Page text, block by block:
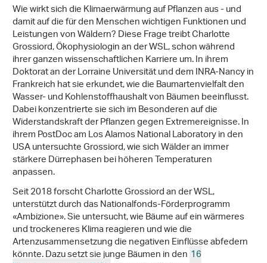
Wie wirkt sich die Klimaerwärmung auf Pflanzen aus - und
damit auf die für den Menschen wichtigen Funktionen und
Leistungen von Wäldern? Diese Frage treibt Charlotte
Grossiord, Ökophysiologin an der WSL, schon während
ihrer ganzen wissenschaftlichen Karriere um. In ihrem
Doktorat an der Lorraine Universität und dem INRA-Nancy in
Frankreich hat sie erkundet, wie die Baumartenvielfalt den
Wasser- und Kohlenstoffhaushalt von Bäumen beeinflusst.
Dabei konzentrierte sie sich im Besonderen auf die
Widerstandskraft der Pflanzen gegen Extremereignisse. In
ihrem PostDoc am Los Alamos National Laboratory in den
USA untersuchte Grossiord, wie sich Wälder an immer
stärkere Dürrephasen bei höheren Temperaturen
anpassen.
Seit 2018 forscht Charlotte Grossiord an der WSL,
unterstützt durch das Nationalfonds-Förderprogramm
«Ambizione». Sie untersucht, wie Bäume auf ein wärmeres
und trockeneres Klima reagieren und wie die
Artenzusammensetzung die negativen Einflüsse abfedern
könnte. Dazu setzt sie junge Bäumen in den 16